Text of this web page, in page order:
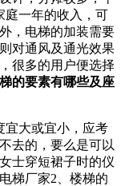
庭一年的收入，可
，电梯的加装需要
对通风及通光效果
很多的用户便选择
的要素有哪些及座
宜大或宜小，应考
去的，要么是可以
士穿短裙子时的仪
2、楼梯的